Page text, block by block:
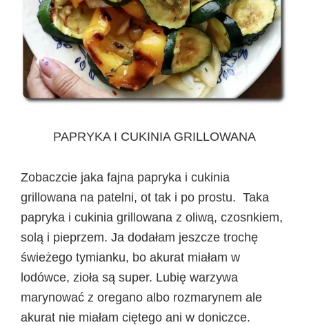
PAPRYKA I CUKINIA GRILLOWANA
Zobaczcie jaka fajna papryka i cukinia
grillowana na patelni, ot tak i po prostu. Taka
papryka i cukinia grillowana z oliwą, czosnkiem,
solą i pieprzem. Ja dodałam jeszcze trochę
świeżego tymianku, bo akurat miałam w
lodówce, zioła są super. Lubię warzywa
marynować z oregano albo rozmarynem ale
akurat nie miałam ciętego ani w doniczce.